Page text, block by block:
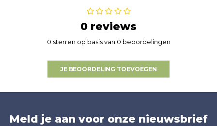
0 reviews
0 sterren op basis van 0 beoordelingen
JE BEOORDELING TOEVOEGEN
Meld je aan voor onze nieuwsbrief